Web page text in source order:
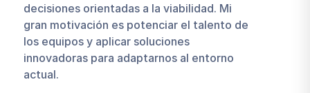
decisiones orientadas a la viabilidad. Mi
gran motivación es potenciar el talento de
los equipos y aplicar soluciones
innovadoras para adaptarnos al entorno
actual.